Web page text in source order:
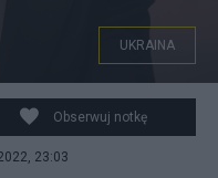
Starlinków.
UKRAINA
Obserwuj notkę
23:03